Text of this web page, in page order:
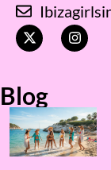
X
-
t
t
t
e
r
I
n
s
r
a
m
Blog